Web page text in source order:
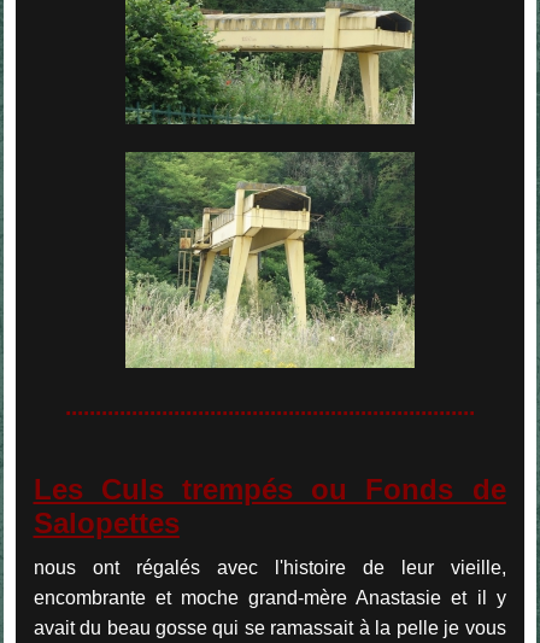
....................................................................
Les Culs trempés ou Fonds de
Salopettes
nous ont régalés avec l'histoire de leur vieille,
encombrante et moche grand-mère Anastasie et il y
avait du beau gosse qui se ramassait à la pelle je vous